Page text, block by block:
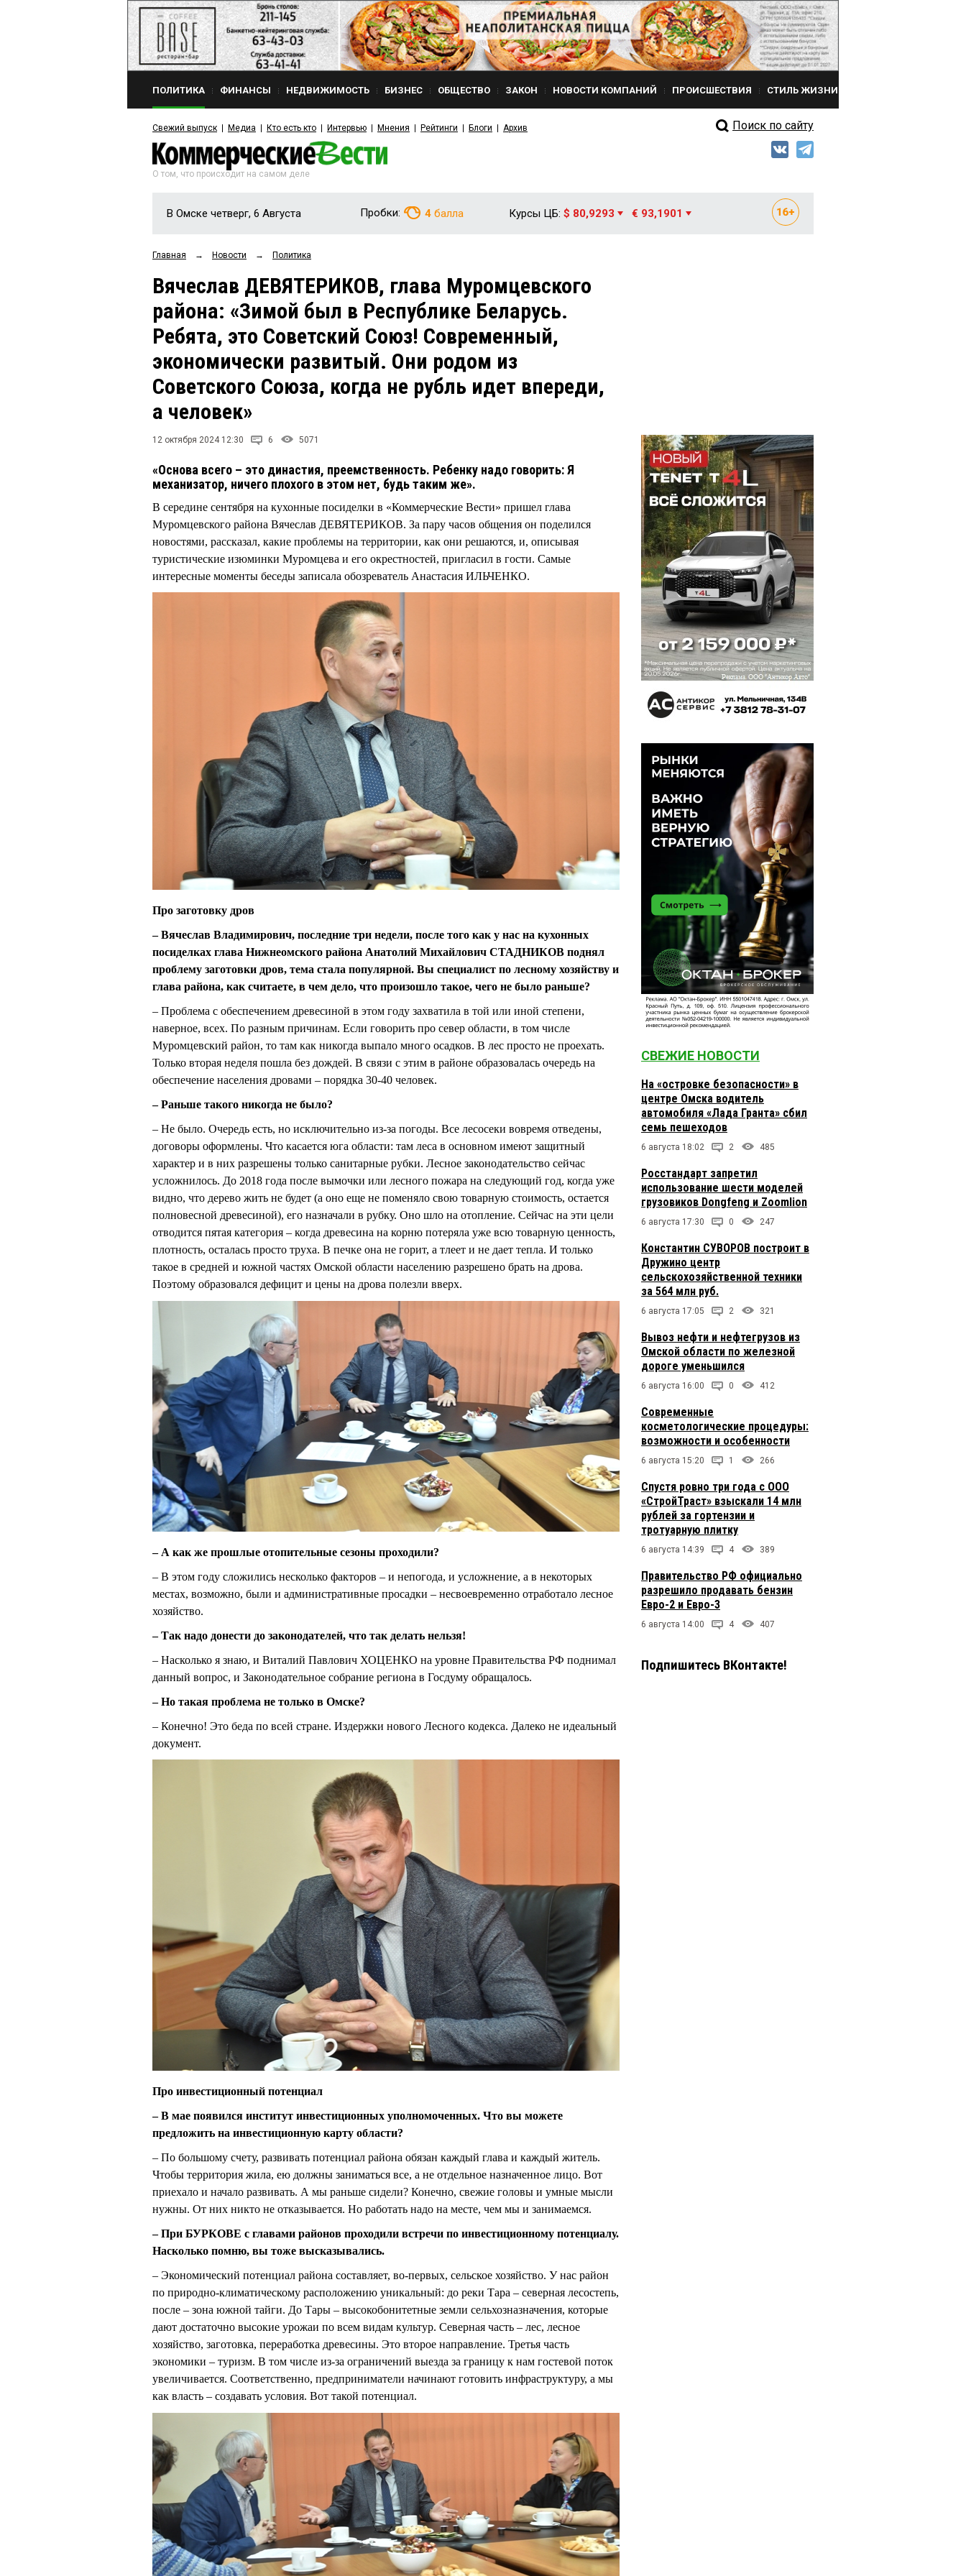
ПОЛИТИКА ФИНАНСЫ НЕДВИЖИМОСТЬ БИЗНЕС ОБЩЕСТВО ЗАКОН НОВОСТИ КОМПАНИЙ ПРОИСШЕСТВИЯ СТИЛЬ ЖИЗНИ
Свежий выпуск Медиа Кто есть кто Интервью Мнения Рейтинги Блоги Архив Поиск по сайту
О том, что происходит на самом деле
В Омске четверг, 6 Августа Пробки: 4 балла Курсы ЦБ: $ 80,9293 € 93,1901
Главная → Новости → Политика
Вячеслав ДЕВЯТЕРИКОВ, глава Муромцевского
района: «Зимой был в Республике Беларусь.
Ребята, это Советский Союз! Современный,
экономически развитый. Они родом из
Советского Союза, когда не рубль идет впереди,
а человек»
12 октября 2024 12:30 6 5071
«Основа всего – это династия, преемственность. Ребенку надо говорить: Я
механизатор, ничего плохого в этом нет, будь таким же».
В середине сентября на кухонные посиделки в «Коммерческие Вести» пришел глава
Муромцевского района Вячеслав ДЕВЯТЕРИКОВ. За пару часов общения он поделился
новостями, рассказал, какие проблемы на территории, как они решаются, и, описывая
туристические изюминки Муромцева и его окрестностей, пригласил в гости. Самые
интересные моменты беседы записала обозреватель Анастасия ИЛЬЧЕНКО.
Про заготовку дров
– Вячеслав Владимирович, последние три недели, после того как у нас на кухонных
посиделках глава Нижнеомского района Анатолий Михайлович СТАДНИКОВ поднял
проблему заготовки дров, тема стала популярной. Вы специалист по лесному хозяйству и
глава района, как считаете, в чем дело, что произошло такое, чего не было раньше?
– Проблема с обеспечением древесиной в этом году захватила в той или иной степени,
наверное, всех. По разным причинам. Если говорить про север области, в том числе
Муромцевский район, то там как никогда выпало много осадков. В лес просто не проехать.
Только вторая неделя пошла без дождей. В связи с этим в районе образовалась очередь на
обеспечение населения дровами – порядка 30-40 человек.
– Раньше такого никогда не было?
– Не было. Очередь есть, но исключительно из-за погоды. Все лесосеки вовремя отведены,
договоры оформлены. Что касается юга области: там леса в основном имеют защитный
характер и в них разрешены только санитарные рубки. Лесное законодательство сейчас
усложнилось. До 2018 года после вымочки или лесного пожара на следующий год, когда уже
видно, что дерево жить не будет (а оно еще не поменяло свою товарную стоимость, остается
полновесной древесиной), его назначали в рубку. Оно шло на отопление. Сейчас на эти цели
отводится пятая категория – когда древесина на корню потеряла уже всю товарную ценность,
плотность, осталась просто труха. В печке она не горит, а тлеет и не дает тепла. И только
такое в средней и южной частях Омской области населению разрешено брать на дрова.
Поэтому образовался дефицит и цены на дрова полезли вверх.
– А как же прошлые отопительные сезоны проходили?
– В этом году сложились несколько факторов – и непогода, и усложнение, а в некоторых
местах, возможно, были и административные просадки – несвоевременно отработало лесное
хозяйство.
– Так надо донести до законодателей, что так делать нельзя!
– Насколько я знаю, и Виталий Павлович ХОЦЕНКО на уровне Правительства РФ поднимал
данный вопрос, и Законодательное собрание региона в Госдуму обращалось.
– Но такая проблема не только в Омске?
– Конечно! Это беда по всей стране. Издержки нового Лесного кодекса. Далеко не идеальный
документ.
Про инвестиционный потенциал
– В мае появился институт инвестиционных уполномоченных. Что вы можете
предложить на инвестиционную карту области?
– По большому счету, развивать потенциал района обязан каждый глава и каждый житель.
Чтобы территория жила, ею должны заниматься все, а не отдельное назначенное лицо. Вот
приехало и начало развивать. А мы раньше сидели? Конечно, свежие головы и умные мысли
нужны. От них никто не отказывается. Но работать надо на месте, чем мы и занимаемся.
– При БУРКОВЕ с главами районов проходили встречи по инвестиционному потенциалу.
Насколько помню, вы тоже высказывались.
– Экономический потенциал района составляет, во-первых, сельское хозяйство. У нас район
по природно-климатическому расположению уникальный: до реки Тара – северная лесостепь,
после – зона южной тайги. До Тары – высокобонитетные земли сельхозназначения, которые
дают достаточно высокие урожаи по всем видам культур. Северная часть – лес, лесное
хозяйство, заготовка, переработка древесины. Это второе направление. Третья часть
экономики – туризм. В том числе из-за ограничений выезда за границу к нам гостевой поток
увеличивается. Соответственно, предприниматели начинают готовить инфраструктуру, а мы
как власть – создавать условия. Вот такой потенциал.
СВЕЖИЕ НОВОСТИ
На «островке безопасности» в
центре Омска водитель
автомобиля «Лада Гранта» сбил
семь пешеходов
6 августа 18:02 2 485
Росстандарт запретил
использование шести моделей
грузовиков Dongfeng и Zoomlion
6 августа 17:30 0 247
Константин СУВОРОВ построит в
Дружино центр
сельскохозяйственной техники
за 564 млн руб.
6 августа 17:05 2 321
Вывоз нефти и нефтегрузов из
Омской области по железной
дороге уменьшился
6 августа 16:00 0 412
Современные
косметологические процедуры:
возможности и особенности
6 августа 15:20 1 266
Спустя ровно три года с ООО
«СтройТраст» взыскали 14 млн
рублей за гортензии и
тротуарную плитку
6 августа 14:39 4 389
Правительство РФ официально
разрешило продавать бензин
Евро-2 и Евро-3
6 августа 14:00 4 407
Подпишитесь ВКонтакте!